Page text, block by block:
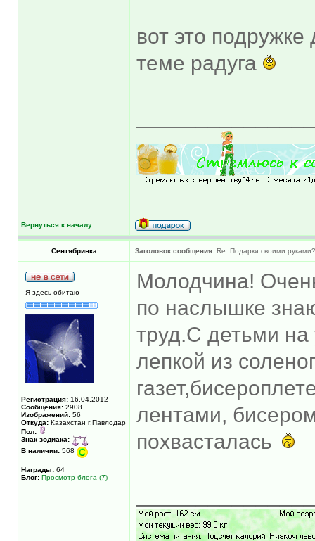
вот это
теме радуга
Вернуться к началу
Сентябринка Заголовок сообщения: Re: Подарки своими руками?
Я здесь обитаю
Регистрация: 16.04.2012
Сообщения: 2908
Изображений: 56
Откуда: Казахстан г.Павлодар
Пол:
Знак зодиака:
В наличии: 568
Награды: 64
Блог: Просмотр блога (7)
Молодчина!
по наслышке
труд.С детьми на
лепкой из
лентами,
похвасталась